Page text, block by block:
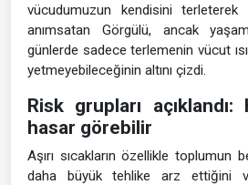
vücudumuzun kendisini terleterek
anımsatan Görgülü, ancak
günlerde sadece terlemenin vücut
yetmeyebileceğinin altını çizdi.
Risk grupları
hasar görebilir
Aşırı sıcakların özellikle toplumun
daha büyük tehlike arz ettiğini